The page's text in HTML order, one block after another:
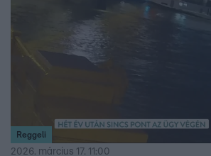
Reggeli
2026. március 17. 11:00